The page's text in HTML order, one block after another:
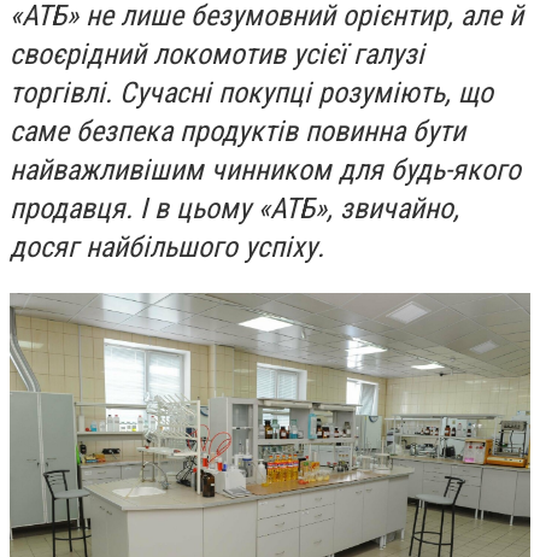
«АТБ» не лише безумовний орієнтир, але й
своєрідний локомотив усієї галузі
торгівлі. Сучасні покупці розуміють, що
саме безпека продуктів повинна бути
найважливішим чинником для будь-якого
продавця. І в цьому «АТБ», звичайно,
досяг найбільшого успіху.